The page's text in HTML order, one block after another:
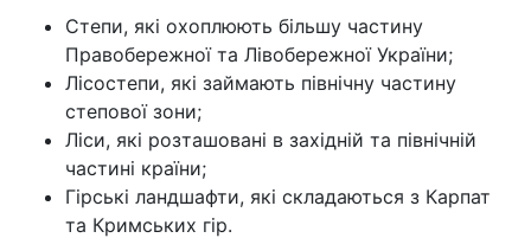
Степи, які охоплюють більшу частину
Правобережної та Лівобережної України;
Лісостепи, які займають північну частину
степової зони;
Ліси, які розташовані в західній та північній
частині країни;
Гірські ландшафти, які складаються з Карпат
та Кримських гір.